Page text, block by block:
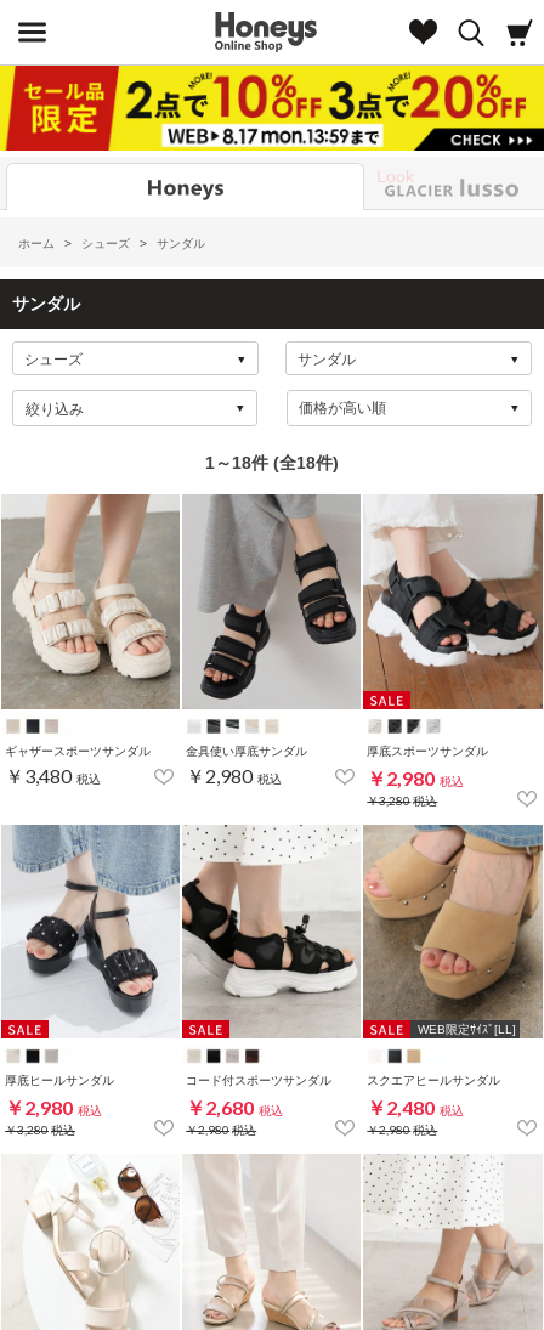
Look
ホーム > シューズ > サンダル
サンダル
絞り込み
1～18件 (全18件)
ギャザースポーツサンダル
￥3,480 税込
金具使い厚底サンダル
￥2,980 税込
厚底スポーツサンダル
￥2,980 税込
￥3,280税込
厚底ヒールサンダル
￥2,980 税込
￥3,280税込
コード付スポーツサンダル
￥2,680 税込
￥2,980税込
WEB限定ｻｲｽﾞ[LL]
スクエアヒールサンダル
￥2,480 税込
￥2,980税込